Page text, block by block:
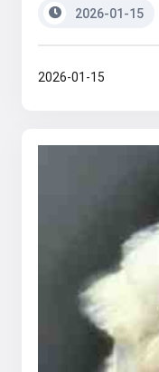
2026-01-15
2026-01-15